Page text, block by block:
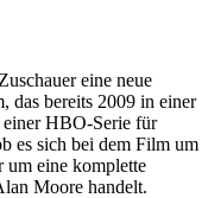
eine neue
das bereits 2009 in einer
HBO-Serie für
es sich bei dem Film um
um eine komplette
Moore handelt.